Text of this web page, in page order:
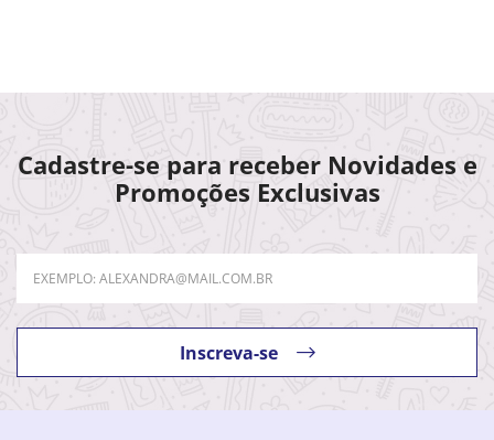
Cadastre-se para receber Novidades e
Promoções Exclusivas
Inscreva-se